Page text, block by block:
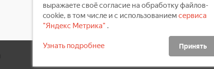
Скидки
выражаете своё согласие на обработку файлов-
cookie, в том числе и с использованием сервиса
"Яндекс Метрика" .
Узнать подробнее Принять